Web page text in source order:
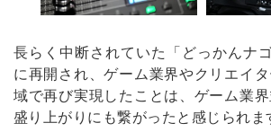
長らく中断されていた「どっかんナ
に再開され、ゲーム業界やクリエイ
域で再び実現したことは、ゲーム業
盛り上がりにも繋がったと感じられま